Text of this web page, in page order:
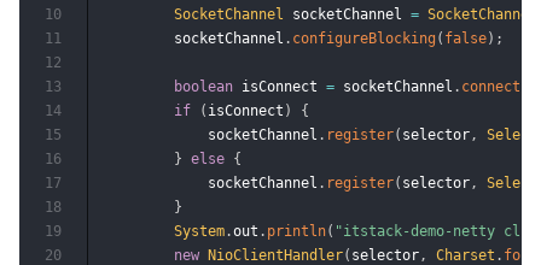
SocketChannel
socketChannel = SocketChannel
        socketChannel
. configureBlocking ( false) ;
boolean isConnect = socketChannel . connect
if
( isConnect )
{
            socketChannel
. register( selector ,
} else {
            socketChannel
. register( selector ,
}
System .out . println( "itstack-demo-netty client
new NioClientHandler( selector , Charset .
10
11
12
13
14
15
16
17
18
19
20